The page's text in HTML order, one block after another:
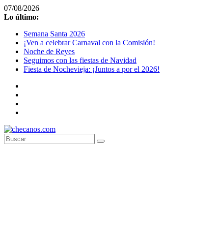
Saltar
al
07/08/2026
Lo último:
Semana Santa 2026
¡Ven a celebrar Carnaval con la Comisión!
Noche de Reyes
Seguimos con las fiestas de Navidad
Fiesta de Nochevieja: ¡Juntos a por el 2026!